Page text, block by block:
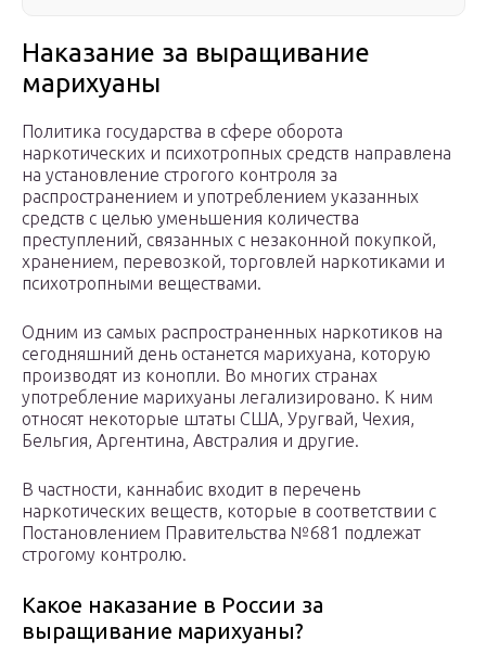
Наказание за выращивание
марихуаны
Политика государства в сфере оборота
наркотических и психотропных средств направлена
на установление строгого контроля за
распространением и употреблением указанных
средств с целью уменьшения количества
преступлений, связанных с незаконной покупкой,
хранением, перевозкой, торговлей наркотиками и
психотропными веществами.
Одним из самых распространенных наркотиков на
сегодняшний день останется марихуана, которую
производят из конопли. Во многих странах
употребление марихуаны легализировано. К ним
относят некоторые штаты США, Уругвай, Чехия,
Бельгия, Аргентина, Австралия и другие.
В частности, каннабис входит в перечень
наркотических веществ, которые в соответствии с
Постановлением Правительства №681 подлежат
строгому контролю.
Какое наказание в России за
выращивание марихуаны?